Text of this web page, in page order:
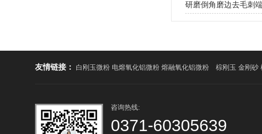
研磨倒角磨边去毛刺
友情链接： 白刚玉微粉 电熔氧化铝微粉 熔融氧化铝微粉 棕刚玉 金刚砂
咨询热线:
0371-60305639